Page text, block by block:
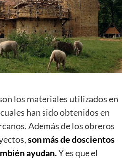
los materiales utilizados en
han sido obtenidos en
Además de los obreros
son más de doscientos
ayudan.Y es que el